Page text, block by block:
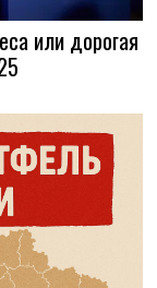
или дорогая